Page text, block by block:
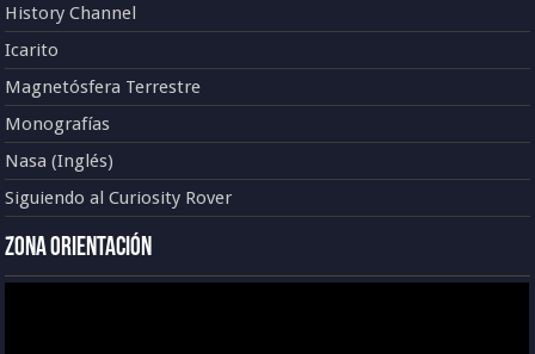
History Channel
Icarito
Magnetósfera Terrestre
Monografías
Nasa (Inglés)
Siguiendo al Curiosity Rover
Zona Orientación